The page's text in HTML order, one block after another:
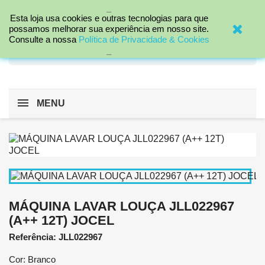

MENU
MÁQUINA LAVAR LOUÇA JLL022967
(A++ 12T) JOCEL
Referência: JLL022967
Cor: Branco
Esta loja usa cookies e outras tecnologias para que
possamos melhorar sua experiência em nosso site.
Consulte a nossa Política de Privacidade & Cookies